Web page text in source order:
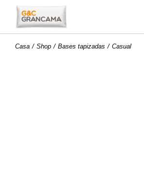
contenido
Casa Shop Bases tapizadas Casual